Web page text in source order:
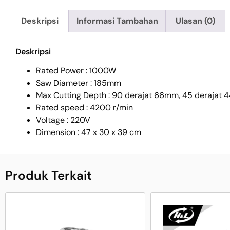
Deskripsi Informasi Tambahan Ulasan (0)
Deskripsi
Rated Power : 1000W
Saw Diameter : 185mm
Max Cutting Depth : 90 derajat 66mm, 45 derajat
Rated speed : 4200 r/min
Voltage : 220V
Dimension : 47 x 30 x 39 cm
Produk Terkait